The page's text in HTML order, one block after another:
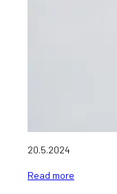
20.5.2024
Read more